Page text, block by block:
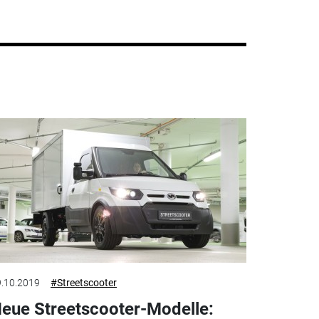
#Streetscooter
Streetscooter-Modelle: